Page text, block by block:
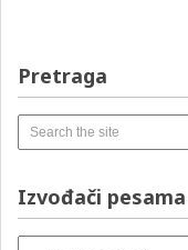
Pretraga
Izvođači